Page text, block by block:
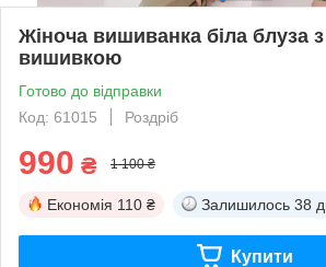
Жіноча вишиванка біла блуза
вишивкою
Готово до відправки
Код: 61015
Роздріб
990 ₴ 1 100 ₴
Економія 110 ₴ Залишилось 38
Купити